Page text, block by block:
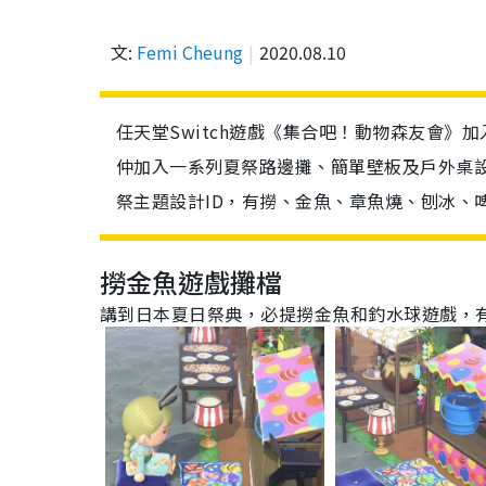
文: Femi Cheung 2020.08.10
任天堂Switch遊戲《集合吧！動物森友會》
仲加入一系列夏祭路邊攤、簡單壁板及戶外
祭主題設計ID，有撈、金魚、章魚燒、刨冰
撈金魚遊戲攤檔
講到日本夏日祭典，必提撈金魚和釣水球遊戲